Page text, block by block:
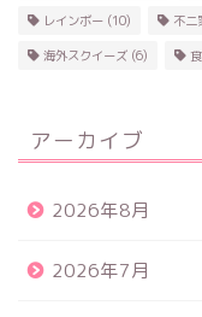
レインボー (10) 不二
海外スクイーズ (6)
アーカイブ
2026年8月
2026年7月